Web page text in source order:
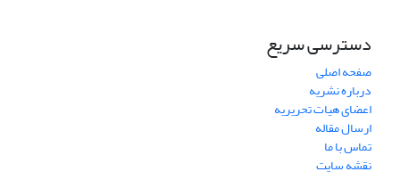
دسترسی سریع
صفحه اصلی
درباره نشریه
اعضای هیات تحریریه
ارسال مقاله
تماس با ما
نقشه سایت